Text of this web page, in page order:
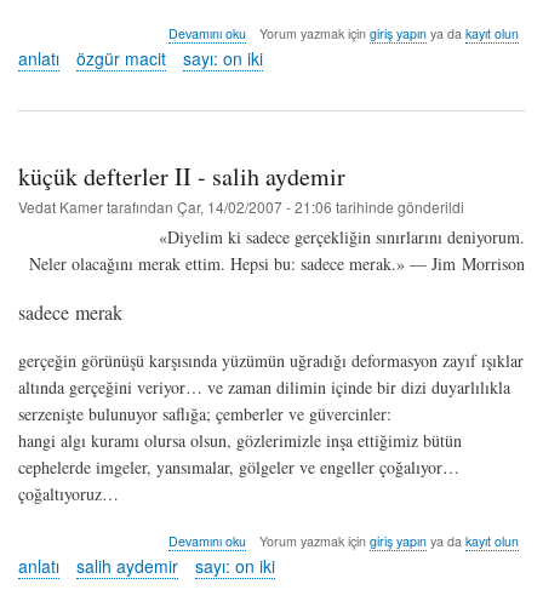
kuzey
macit
Devamını oku Yorum yazmak için giriş yapınya da kayıt olun
anlatı özgür macit sayı: on iki
küçük defterler II - salih aydemir
Vedat Kamertarafından Çar, 14/02/2007 - 21:06 tarihinde gönderildi
«Diyelim ki sadece gerçekliğin sınırlarını deniyorum.
Neler olacağını merak ettim. Hepsi bu: sadece merak.» — Jim Morrison
sadece merak
gerçeğin görünüşü karşısında yüzümün uğradığı deformasyon zayıf ışıklar
altında gerçeğini veriyor… ve zaman dilimin içinde bir dizi duyarlılıkla
serzenişte bulunuyor saflığa; çemberler ve güvercinler:
hangi algı kuramı olursa olsun, gözlerimizle inşa ettiğimiz bütün
cephelerde imgeler, yansımalar, gölgeler ve engeller çoğalıyor…
çoğaltıyoruz…
küçük
defterler
II
Devamını oku Yorum yazmak için giriş yapınya da kayıt olun
anlatı salih aydemir sayı: on iki